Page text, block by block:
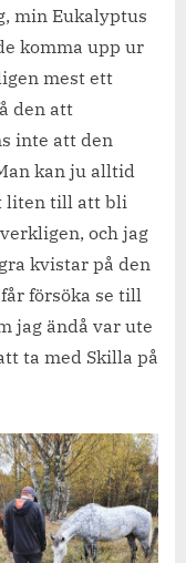
min Eukalyptus
komma upp ur
mest ett
den att
inte att den
kan ju alltid
liten till att bli
och jag
kvistar på den
försöka se till
jag ändå var ute
ta med Skilla på